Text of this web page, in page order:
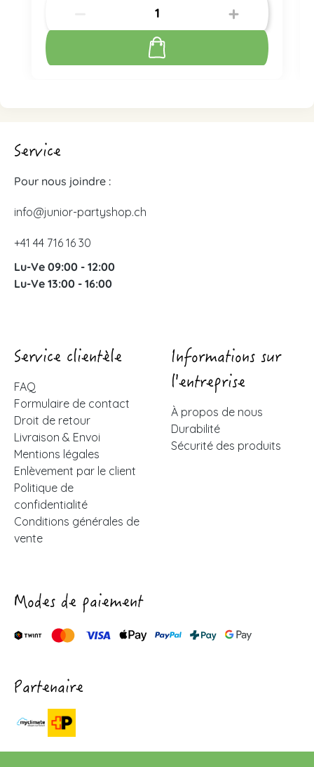
Service
Pour nous joindre :
info@junior-partyshop.ch
+41 44 716 16 30
Lu-Ve 09:00 - 12:00
Lu-Ve 13:00 - 16:00
Service clientèle
FAQ
Formulaire de contact
Droit de retour
Livraison & Envoi
Mentions légales
Enlèvement par le client
Politique de
confidentialité
Conditions générales de
vente
Informations sur
l'entreprise
À propos de nous
Durabilité
Sécurité des produits
Modes de paiement
Partenaire